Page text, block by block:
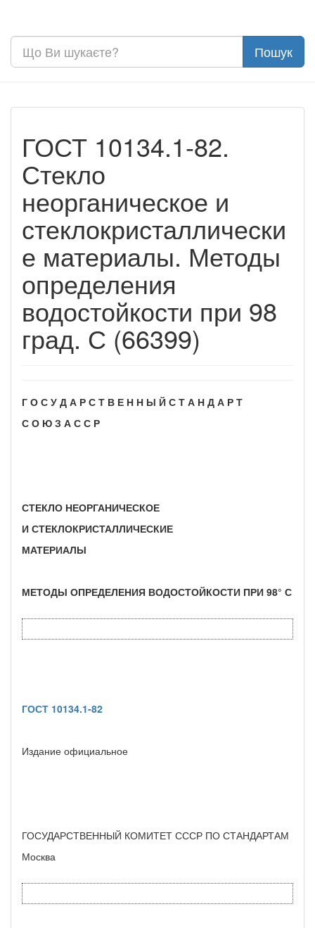
ГОСТ 10134.1-82.
Стекло
неорганическое и
стеклокристаллически
е материалы. Методы
определения
водостойкости при 98
град. С (66399)
Г О С У Д А Р С Т В Е Н Н Ы Й С Т А Н Д А Р Т
С О Ю З А С С Р
СТЕКЛО НЕОРГАНИЧЕСКОЕ
И СТЕКЛОКРИСТАЛЛИЧЕСКИЕ
МАТЕРИАЛЫ
МЕТОДЫ ОПРЕДЕЛЕНИЯ ВОДОСТОЙКОСТИ ПРИ 98° С
ГОСТ 10134.1-82
Издание официальное
ГОСУДАРСТВЕННЫЙ КОМИТЕТ СССР ПО СТАНДАРТАМ
Москва